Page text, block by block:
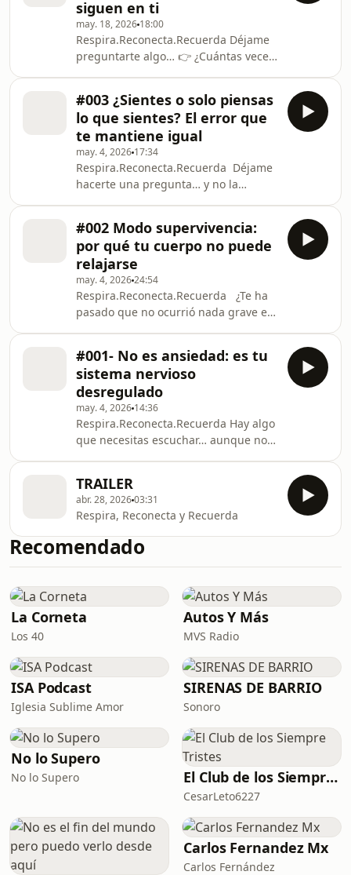
entiendes tu historia: Tus heridas
emocionales no viven solamente en tu
mente. Viven en tu sistema nervioso.
Hablamos sobre: ✓ Por qué repites
patrones aunque seas consciente de
ellos ✓ Cómo la i
siguen en ti
may. 18, 2026 18:00
Respira.Reconecta.Recuerda Déjame
preguntarte algo… 👉 ¿Cuántas veces
analizas… tu cuerpo sigue ahí. Tenso.
Apretado. Esperando. En este
episodio, Susana Gamboa te lleva a
una de las verdades más incómodas
—y liberadoras— del proceso interno:
👉 El cuerpo no olvida lo que la mente
decidió no sentir. Aquí no hablamos
de teoría. Ha
#003 ¿Sientes o solo piensas
lo que sientes? El error que
te mantiene igual
may. 4, 2026 17:34
Respira.Reconecta.Recuerda Déjame
hacerte una pregunta… y no la
piensas sobre lo que sientes? Si ya
has trabajado en ti… si entiendes tus
patrones… si puedes explicar
perfectamente por qué reaccionas
como reaccionas… pero aun así…
sigues sintiéndote igual… este
episodio es para ti. En este episodio,
Susana Gamboa revela uno
#002 Modo supervivencia:
por qué tu cuerpo no puede
relajarse
may. 4, 202624:54
Respira.Reconecta.Recuerda ¿Te ha
pasado que no ocurrió nada grave en
hubieras estado corriendo todo el
tiempo… sin saber hacia dónde. 👉
Eso no es cansancio normal. 👉 Es tu
sistema nervioso en modo
supervivencia. En este episodio,
Susana Gamboa te explica algo que
puede cambiar completamente la
forma en la que te ves: No importa
cuánto
#001- No es ansiedad: es tu
sistema nervioso
desregulado
may. 4, 2026 14:36
Respira.Reconecta.Recuerda Hay algo
que necesitas escuchar… aunque no
entiendes… que has leído… que
meditas… pero aun así… reaccionas
igual… sobrepiensas… no puedes
dormir… esto es para ti. En este
episodio, Susana Gamboa comparte,
sin filtros, el proceso real detrás de la
ansiedad, el caos emocional y la
transformación: 👉 No e
TRAILER
abr. 28, 202603:31
Respira, Reconecta y Recuerda
Recomendado
La Corneta
Los 40
Autos Y Más
MVS Radio
ISA Podcast
Iglesia Sublime Amor
SIRENAS DE BARRIO
Sonoro
No lo Supero
No lo Supero El Club de los Siempre Tristes
CesarLeto6227
Carlos Fernandez Mx
Carlos Fernández